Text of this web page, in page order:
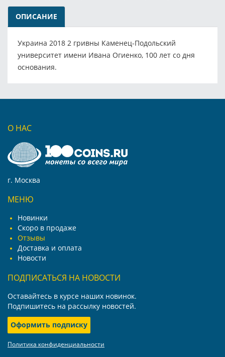
ОПИСАНИЕ
Украина 2018 2 гривны Каменец-Подольский
университет имени Ивана Огиенко, 100 лет со дня
основания.
О НАС
г. Москва
МЕНЮ
Новинки
Скоро в продаже
Отзывы
Доставка и оплата
Новости
ПОДПИСАТЬСЯ НА НОВОСТИ
Оставайтесь в курсе наших новинок.
Подпишитесь на рассылку новостей.
Оформить подписку
Политика конфиденциальности